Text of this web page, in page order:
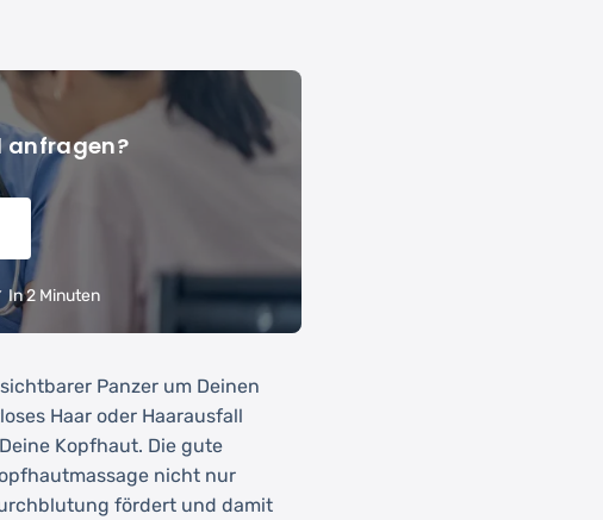
anfragen?
In 2 Minuten
Panzer um Deinen
Haar oder Haarausfall
Kopfhaut. Die gute
nicht nur
fördert und damit